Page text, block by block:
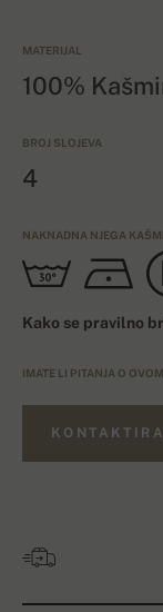
MATERIJAL
100%
BROJ SLOJEVA
4
NAKNADNA NJEGA
Kako se pravilno
IMATE LI PITANJA O